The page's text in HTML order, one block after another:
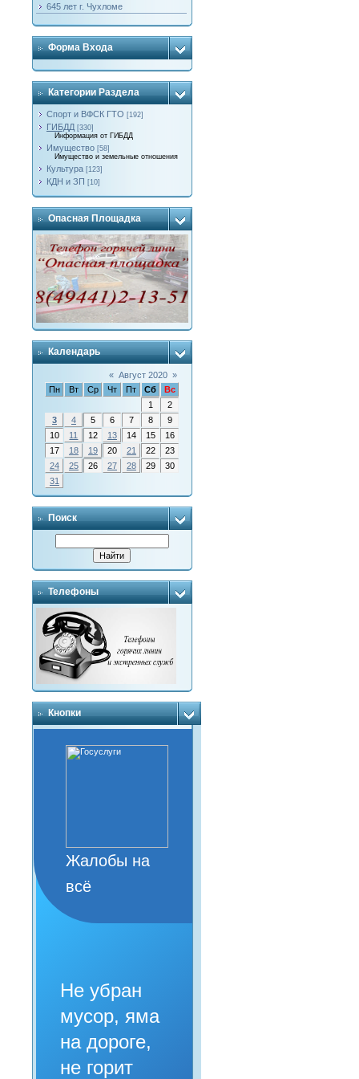
645 лет г. Чухломе
Форма Входа
Категории Раздела
Спорт и ВФСК ГТО [192]
ГИБДД [330]
Информация от ГИБДД
Имущество [58]
Имущество и земельные отношения
Культура [123]
КДН и ЗП [10]
Опасная Площадка
Календарь
« Август 2020 »
Пн
Вт Ср Чт Пт Сб
Вс
1
2
3
4 5 6 7 8
9
10
11 12 13 14 15
16
17
18 19 20 21 22
23
24
25 26 27 28 29
30
31
Поиск
Телефоны
Кнопки
Жалобы на
всё
Не убран
мусор, яма
на дороге,
не горит